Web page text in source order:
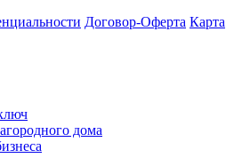
Договор-Оферта Карта
дома